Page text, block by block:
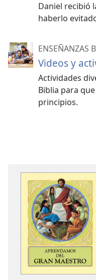
Daniel recibió
haberlo
ENSEÑANZAS
Videos y
Actividades
Biblia para
principios.